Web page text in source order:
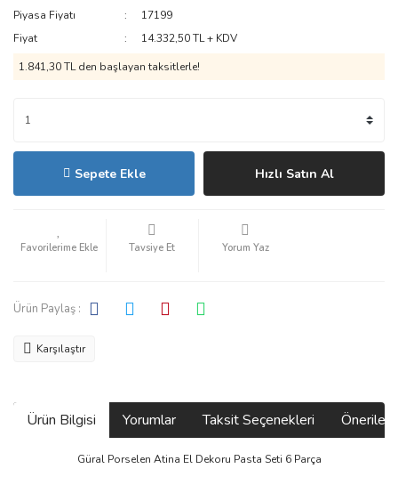
Piyasa Fiyatı
17199
Fiyat
14.332,50 TL + KDV
1.841,30 TL den başlayan taksitlerle!
Sepete Ekle Hızlı Satın Al
Tavsiye Et Yorum Yaz
Ürün Paylaş :
Karşılaştır
Ürün Bilgisi Yorumlar Taksit Seçenekleri
Güral Porselen Atina El Dekoru Pasta Seti 6 Parça